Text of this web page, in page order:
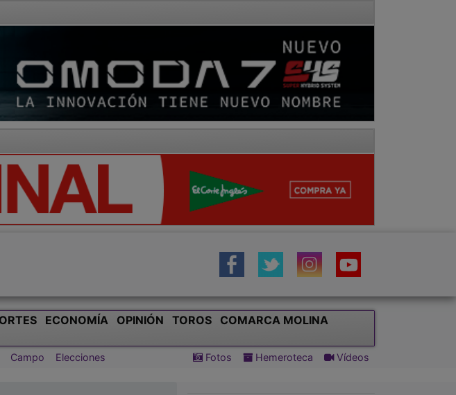
COMARCA MOLINA
Campo Elecciones Fotos Hemeroteca Vídeos
GUADA TV MEDIA